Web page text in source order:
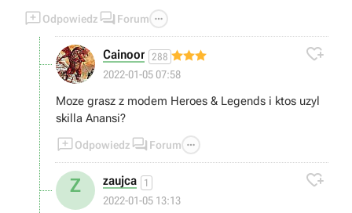
Odpowiedz  Forum 
Cainoor 288
2022-01-05 07:58

Moze grasz z modem Heroes & Legends i ktos uzyl
skilla Anansi?
Odpowiedz  Forum 
Z zaujca 1
2022-01-05 13:13
